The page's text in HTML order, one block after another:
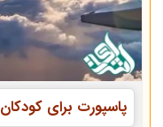
پاسپورت برای کودکان